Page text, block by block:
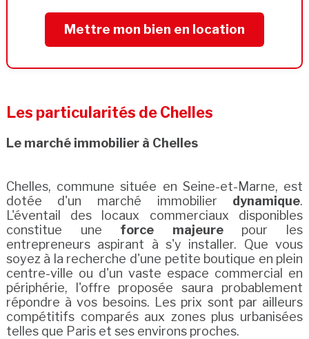
Mettre mon bien en location
Les particularités de Chelles
Le marché immobilier à Chelles
Chelles, commune située en Seine-et-Marne, est
dotée d'un marché immobilier dynamique.
L'éventail des locaux commerciaux disponibles
constitue une force majeurepour les
entrepreneurs aspirant à s'y installer. Que vous
soyez à la recherche d'une petite boutique en plein
centre-ville ou d'un vaste espace commercial en
périphérie, l'offre proposée saura probablement
répondre à vos besoins. Les prix sont par ailleurs
compétitifs comparés aux zones plus urbanisées
telles que Paris et ses environs proches.